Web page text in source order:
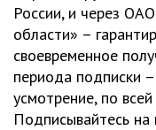
России, и через
области» –
своевременное
периода подписки
усмотрение, по
Подписывайтесь на